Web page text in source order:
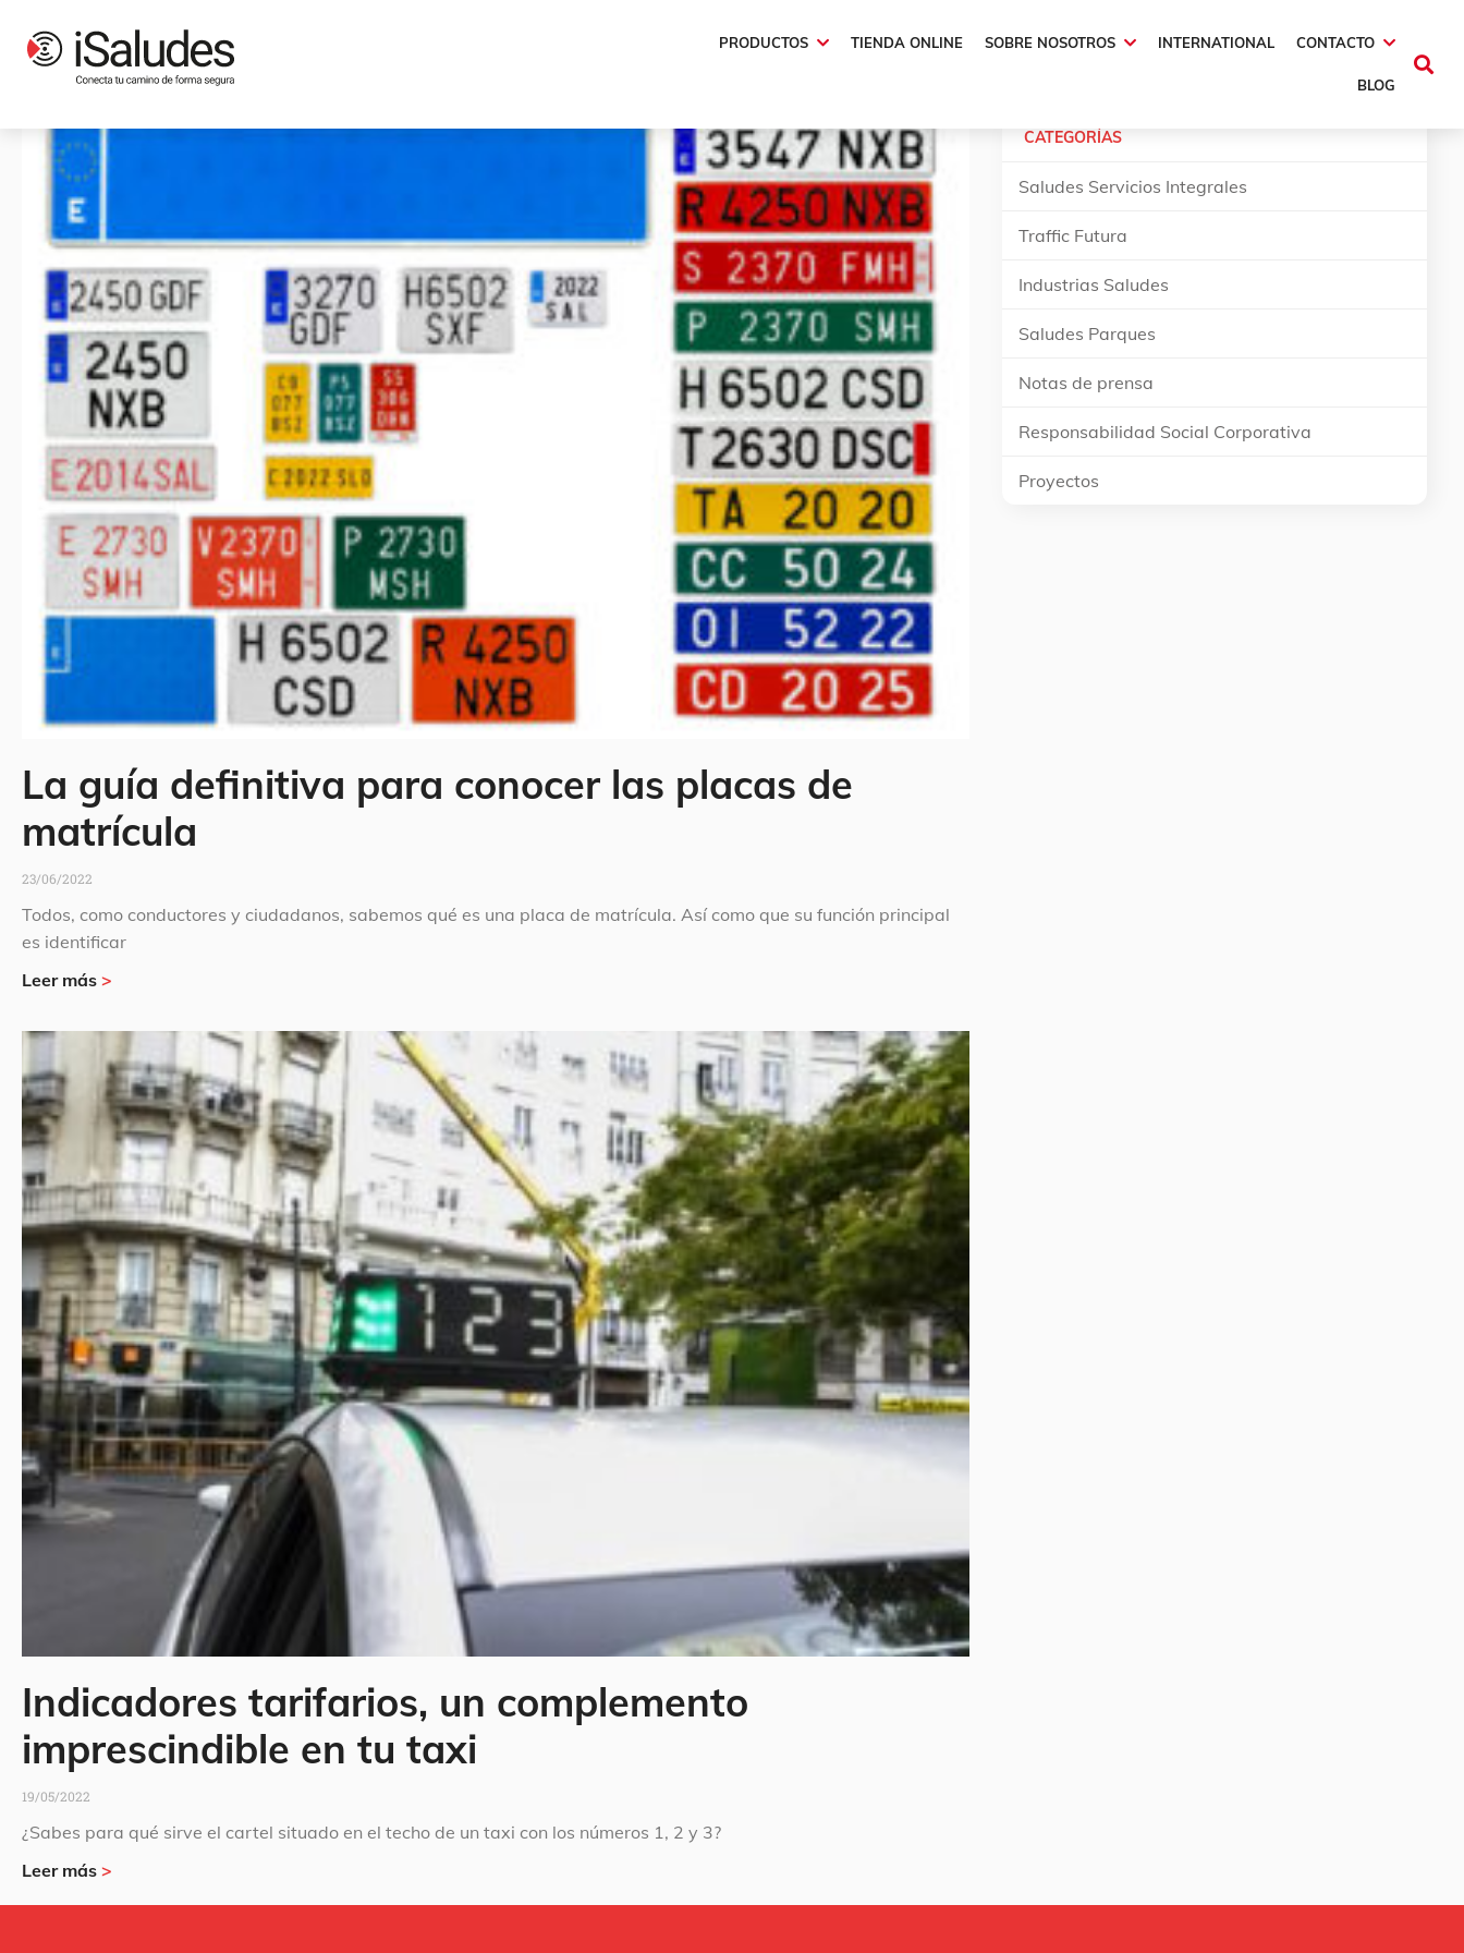
PRODUCTOS TIENDA ONLINE SOBRE NOSOTROS INTERNATIONAL CONTACTO
BLOG
Etiqueta: VTC
La guía definitiva para conocer las placas de
matrícula
23/06/2022
Todos, como conductores y ciudadanos, sabemos qué es una placa de matrícula. Así como que su función principal
es identificar
Leer más >
Indicadores tarifarios, un complemento
imprescindible en tu taxi
19/05/2022
¿Sabes para qué sirve el cartel situado en el techo de un taxi con los números 1, 2 y 3?
Leer más >
CATEGORÍAS
Saludes Servicios Integrales
Traffic Futura
Industrias Saludes
Saludes Parques
Notas de prensa
Responsabilidad Social Corporativa
Proyectos